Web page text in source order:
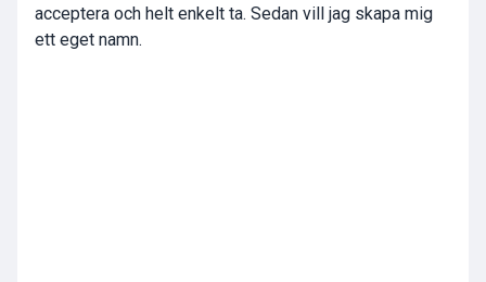
acceptera och helt enkelt ta. Sedan vill jag skapa mig
ett eget namn.